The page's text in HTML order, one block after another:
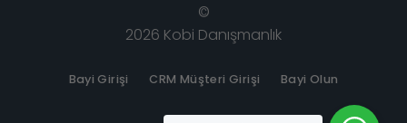
©
2026 Kobi Danışmanlık
Bayi Girişi CRM Müşteri Girişi Bayi Olun